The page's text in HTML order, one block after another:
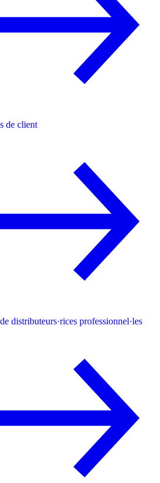
de client
distributeurs·rices professionnel·les